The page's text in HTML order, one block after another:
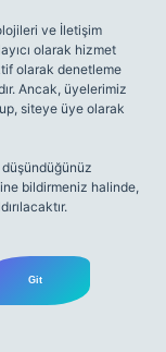
ve İletişim
olarak hizmet
olarak denetleme
Ancak, üyelerimiz
siteye üye olarak
bildirmeniz halinde,